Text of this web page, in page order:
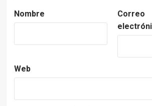
Nombre
Correo
Web